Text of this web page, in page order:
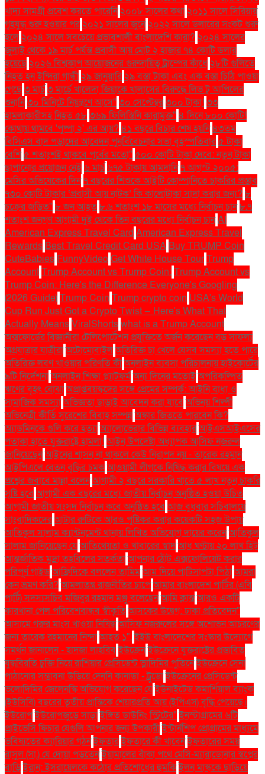
খাদ্য সামগ্রী প্রবেশ করতে পারেনি ২০০৮ সালের কথা ২০১১ সালে সিরিয়ায়
গৃহযুদ্ধ শুরু হওয়ার পর ২০২১ সালের জুনে ২০২২ সালে ডলারের সংকট শুরু
হলে ২০২৪ সালে সবচেয়ে প্রভাবশালী বাংলাদেশি কারা? ২০২৪ সালের
জুলাই থেকে ১৯ মার্চ পর্যন্ত প্রবাসী আয় মোট ২ হাজার ৭৪ কোটি ডলার
হয়েছে ২০২৬ বিশ্বকাপ আয়োজনের গুরুদায়িত্ব ট্রাম্পের কাঁধে ২৮টি গুলিতে
নিহত হন ইন্দিরা গান্ধী ২৯ জানুয়ারি ২৯ বস্তা টাকা এবং এক বস্তা চিঠি পাওয়া
গেছে৩ মার্চ৩ মার্চে খালেদা জিয়াকে খালাসের বিরুদ্ধে লিভ টু আপিলের
শুনানি৩০ মিনিটে নিয়ন্ত্রণে আসে" ৩০ সেপ্টেম্বর৩০০ টাকা!৩৩
হামলাকারীসহ নিহত ৫৮৩৬৯ ফিলিস্তিনি কারামুক্ত" ৪ দিনে ৮০০ কোটি!
কোথায় থামবে 'পুষ্পা ২' এর আয়? ৪১ বছরে বিচার শেষ হয়নি৪৩তম
বিসিএস বাদ পড়াদের আবেদন পুনর্বিবেচনার সভা বৃহস্পতিবার৫ টাকা
বেশি৫ শতাংশই থাকবে পূর্বের মতো" ৫০০ কোটি টাকা দেবে: নতুন টাকা
ছাপানোর প্রয়োজন নেই৬ মার্চ৬৭৫ টাকায় আমদানি৭ আগস্ট ২০০৫:
মেসির অভিষেকের দিন৭ বছরের শিশুকে আইটি কোম্পানিতে চাকরির প্রস্তাব
৭৩০ কোটি টাকার ‘প্রবাসী আয় নাটক’ কি কালোটাকা সাদা করার জন্য? ৮
চক্রের জড়িত" ৮ জন আহত৮.৬ শতাংশ ১৮ মাসের মধ্যে নির্বাচন চান৮.৭
শতাংশ জনগণ আগামী দুই থেকে তিন বছরের মধ্যে নির্বাচন চানAI
American Express Travel Card American Express Travel
Rewards Best Travel Credit Card USA Buy TRUMP Coin
CuteBabies FunnyVideo Get White House TourTrump
AccountTrump Account vs Trump Coin:Trump Account vs
Trump Coin: Here's the Difference Everyone's Googling
(2026 Guide)Trump Coin Trump crypto coin USA's World
Cup Run Just Got a Crypto Twist — Here's What That
Actually MeansViralShortswhat is a Trump Account
অক্সফোর্ডের বিজ্ঞানীরা টেলিপোর্টেশন প্রযুক্তিতে অর্জন করেছেন বড় সাফল্য
অগ্রযাত্রার যাত্রীরাঅটোমোবাইলঅতিরিক্ত চা খেলে যেসব সমস্যা হতে পারে
অতিরিক্ত লবণ খাওয়ার পরিণতি কীঅনলাইন ব্যবসা পরিচালনায় হাইকোর্টের
৯টি নির্দেশনাঅনলাইন শিক্ষা প্ল্যাটফর্মঅন্য দিনের মতোইঅপরিকল্পিত
ঋণের বৃহৎ বোঝাঅপ্রাপ্তবয়স্কদের সঙ্গে প্রেমের সম্পর্ক: আইনি বাধা ও
সামাজিক সমস্যাঅভিজ্ঞতা ছাড়াই আবেদন করা যাবেঅভিনয় শিল্পী
অভিনেত্রী কীর্তি সুরেশের বিবাহ সম্পন্নঅস্কার জিততে পারবেন কি?
অ্যাডমিনকে গুলি করে হত্যাঅ্যালোভেরার বিভিন্ন ব্যবহারআইএসআইএসের
পতাকা হাতে যুক্তরাষ্ট্রে হামলা!আইন উপদেষ্টা অধ্যাপক আসিফ নজরুল
জানিয়েছেনআইনের শাসন না থাকলে কেউ নিরাপদ নয় - তারেক রহমান
আইপিএলে বেতন বৃদ্ধির চমকআওয়ামী লীগকে নিষিদ্ধ করার বিষয়ে এক
প্রশ্নের জবাবে মান্না বলেনআগামী ২ বছরে সরকারি খাতে ৫ লাখ নতুন চাকরি
সৃষ্টি হবেআগামী এক বছরের মধ্যে জাতীয় নির্বাচন অনুষ্ঠিত হওয়া উচিত
আগামী জাতীয় সংসদ নির্বাচন কবে অনুষ্ঠিত হবেআজ বুধবার সচিবালয়ে
সাংবাদিকদেরআটার রুটিকে আরও পুষ্টিকর করার কয়েকটি সহজ উপায়
আতিকুল সালাম ক্যান্টনমেন্ট থানায় লিখিত অভিযোগ দায়ের করেনআতিকুল
সালাম জানিয়েছেন যেআতিথেয়তা ও খাবারের স্বাদআধ ঘণ্টায় ২০ লাখ হিট
আন্তর্জাতিক মুদ্রা তহবিলের সতর্কতাআপনার ঠোঁট এক্সফোলিয়েট করার
পরিপূর্ণ গাইডআফ্রিদিকে বললেন তামিমআম দিয়ে পাটিসাপটা পিঠাআমরা
কেন ভ্রমণ করি? আমলাতন্ত্র রাজনীতির চাপেআমার বাংলাদেশ পার্টির (এবি
পার্টি) সদস্যসচিব মজিবুর রহমান মঞ্জু বলেছেনআমি ক্লান্তআরও একটি
কারখানা পেল পরিবেশবান্ধব স্বীকৃতিআসকের উদ্বেগ: ঢাকা প্রতিবেদন"
আসামে গরুর মাংস খাওয়া নিষিদ্ধআসিফ নজরুলের সঙ্গে অশোভন আচরণের
জন্য তারেক রহমানের নিন্দাআহত ১".ইইউ বাংলাদেশের সংস্কার উদ্যোগে
সমর্থন জানালেন - হাদজা লাহবিবইউক্রেনইউক্রেনে যুক্তরাষ্ট্রের প্রস্তাবিত
যুদ্ধবিরতি চুক্তি নিয়ে রাশিয়ার প্রেসিডেন্ট ভ্লাদিমির পুতিনেইউক্রেনে সেনা
পাঠানোর সম্ভাবনা উড়িয়ে দেননি কানাডা - ট্রুডোইউক্রেনের প্রেসিডেন্ট
ভলোদিমির জেলেনস্কি অভিযোগ করেছেন যেইউনাইটেড কমার্শিয়াল ব্যাংক
(ইউসিবি) বছরের তৃতীয় প্রান্তিকে শেয়ারপ্রতি আয় (ইপিএস) বৃদ্ধি পেয়েছে।
ইউরোপইউরোপজুড়ে সাড়াইঙ্গিত ডাউনিং স্ট্রিটের" ইনস্টাগ্রামের ৬টি
প্রাইভেসি ফিচার যেগুলি আপনার জন্য উপকারীইন্টার্নশিপ প্রোগ্রামের মাধ্যমে
ভবিষ্যতের ক্যারিয়ার গঠনইফতারইফতারে কী খাবেনইফতারের সময়
রাসুল (সা.) যে দোয়া পড়তেনইয়ামালের বাঁকা পথে মেসি-ম্যারাডোনার স্বপ্নের
বাড়িইরান: ইসরায়েলকে কঠোর প্রতিশোধের হুমকিইলন মাস্ককে ছাড়িয়ে